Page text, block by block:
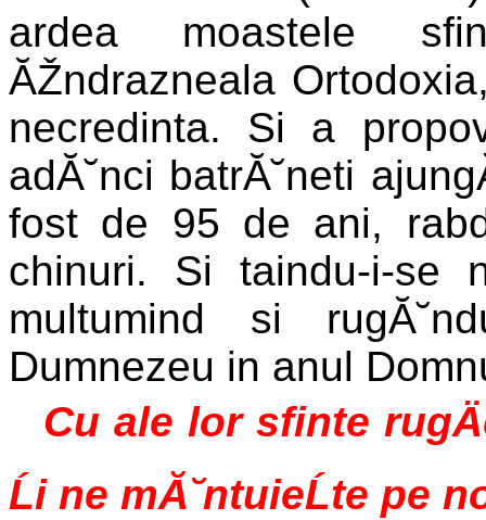
ardea moastele
ĂŽndrazneala
necredinta. Si a
adĂ˘nci batrĂ˘neti
fost de 95 de ani,
chinuri. Si taindu-i-se
multumind si
Dumnezeu in anul
Cu ale lor sfinte
Ĺi ne mĂ˘ntuieĹte pe